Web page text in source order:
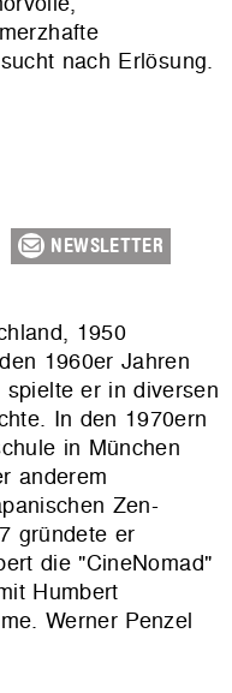
nach Erlösung.
NEWSLETTER
1950
1960er Jahren
er in diversen
In den 1970ern
in München
anderem
Zen-
gründete er
die "CineNomad"
Humbert
Werner Penzel